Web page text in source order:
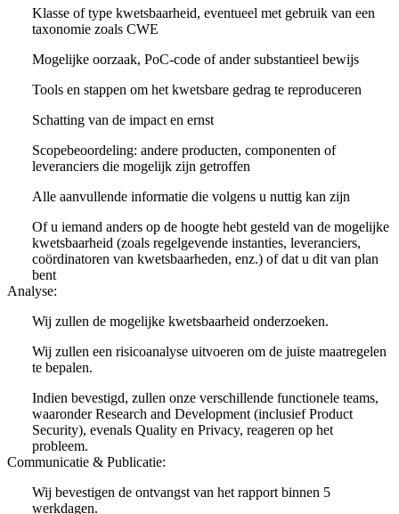
Klasse of type kwetsbaarheid, eventueel met gebruik van een
taxonomie zoals CWE
Mogelijke oorzaak, PoC-code of ander substantieel bewijs
Tools en stappen om het kwetsbare gedrag te reproduceren
Schatting van de impact en ernst
Scopebeoordeling: andere producten, componenten of
leveranciers die mogelijk zijn getroffen
Alle aanvullende informatie die volgens u nuttig kan zijn
Of u iemand anders op de hoogte hebt gesteld van de mogelijke
kwetsbaarheid (zoals regelgevende instanties, leveranciers,
coördinatoren van kwetsbaarheden, enz.) of dat u dit van plan
bent
Analyse:
Wij zullen de mogelijke kwetsbaarheid onderzoeken.
Wij zullen een risicoanalyse uitvoeren om de juiste maatregelen
te bepalen.
Indien bevestigd, zullen onze verschillende functionele teams,
waaronder Research and Development (inclusief Product
Security), evenals Quality en Privacy, reageren op het
probleem.
Communicatie & Publicatie:
Wij bevestigen de ontvangst van het rapport binnen 5
werkdagen.